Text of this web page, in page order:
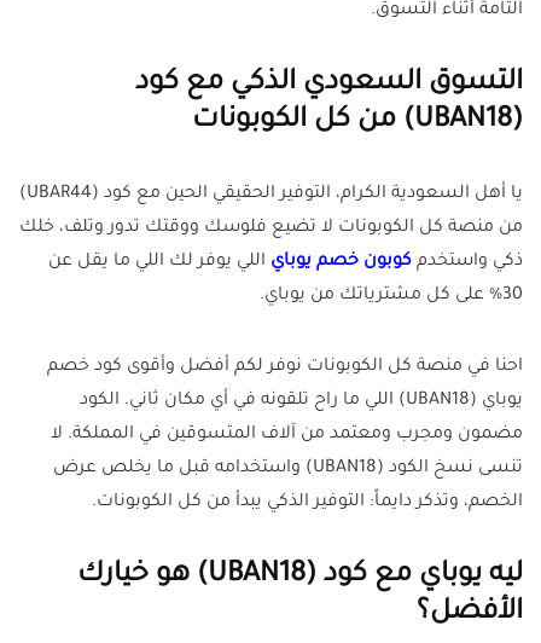
التامة أثناء التسوق.
التسوق السعودي الذكي مع كود
(UBAN18) من كل الكوبونات
يا أهل السعودية الكرام، التوفير الحقيقي الحين مع كود (UBAR44)
من منصة كل الكوبونات لا تضيع فلوسك ووقتك تدور وتلف، خلك
ذكي واستخدم كوبون خصم يوباي اللي يوفر لك اللي ما يقل عن
30% على كل مشترياتك من يوباي
.
احنا في منصة كل الكوبونات نوفر لكم أفضل وأقوى كود خصم
يوباي (UBAN18) اللي ما راح تلقونه في أي مكان ثاني. الكود
مضمون ومجرب ومعتمد من آلاف المتسوقين في المملكة. لا
تنسى نسخ الكود (UBAN18) واستخدامه قبل ما يخلص عرض
الخصم، وتذكر دايماً: التوفير الذكي يبدأ من كل الكوبونات.
ليه يوباي مع كود (UBAN18) هو خيارك
الأفضل؟